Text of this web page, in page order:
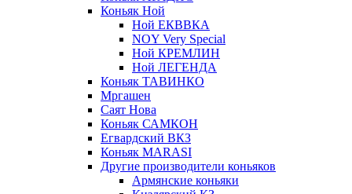
Коньяк Ной
Ной ЕКВВКА
NOY Very Special
Ной КРЕМЛИН
Ной ЛЕГЕНДА
Коньяк ТАВИНКО
Мргашен
Саят Нова
Коньяк САМКОН
Егвардский ВКЗ
Коньяк MARASI
Другие производители коньяков
Армянские коньяки